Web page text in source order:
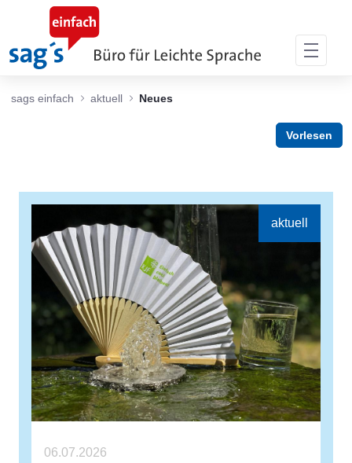
Zum Hauptinhalt springen
sags einfach aktuell Neues
Vorlesen
06.07.2026